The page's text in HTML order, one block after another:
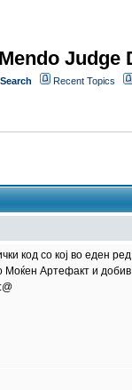
Mendo Judge
Search Recent Topics
код со кој во еден
Артефакт и